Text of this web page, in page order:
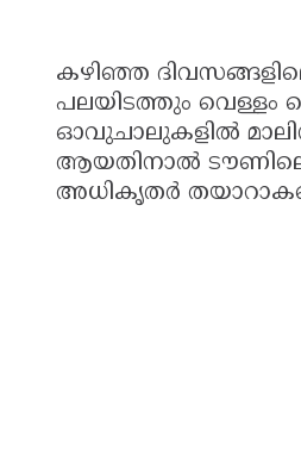
കഴിഞ്ഞ
പലയിടത്തും വെള്ളം
ഓവുചാലുകളിൽ
ആയതിനാൽ
അധികൃതർ